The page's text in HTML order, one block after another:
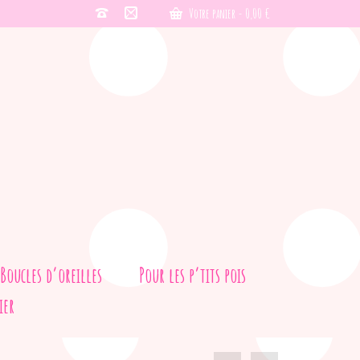
Votre panier - 0,00 €
Boucles d’oreilles
Pour les p’tits pois